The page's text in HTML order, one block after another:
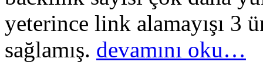
yeterince link alamayışı 3
sağlamış. devamını oku…